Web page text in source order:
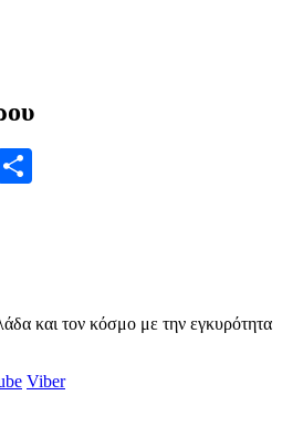
και τον κόσμο με την εγκυρότητα
Viber